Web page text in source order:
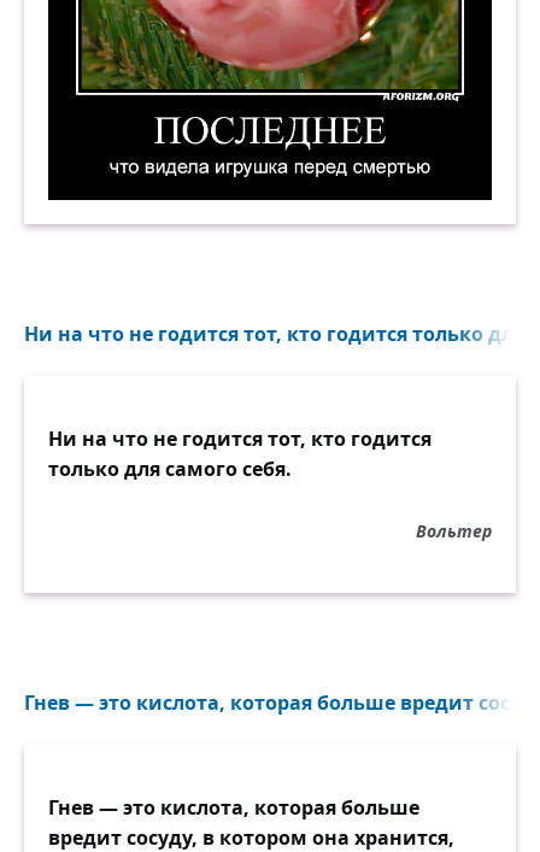
Ни на что не годится тот, кто годится только для
Ни на что не годится тот, кто годится
только для самого себя.
Вольтер
Гнев — это кислота, которая больше вредит
Гнев — это кислота, которая больше
вредит сосуду, в котором она хранится,